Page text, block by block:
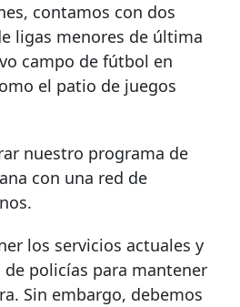
contamos con dos
ligas menores de última
campo de fútbol en
el patio de juegos
nuestro programa de
con una red de
los servicios actuales y
policías para mantener
Sin embargo, debemos